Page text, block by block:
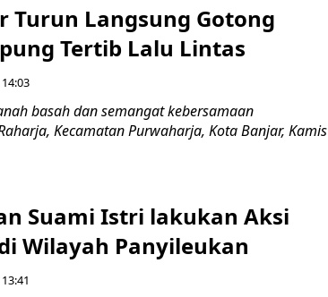
Turun Langsung Gotong
Tertib Lalu Lintas
basah dan semangat kebersamaan
Kecamatan Purwaharja, Kota Banjar, Kamis
Suami Istri lakukan Aksi
Wilayah Panyileukan